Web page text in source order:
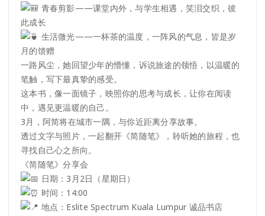
青春剪影——课堂内外，与学生相遇，笑泪交织，彼
此成长
生活微光——一杯茶的温度，一阵风的气息，皆是岁
月的馈赠
一路风尘，她回望少年的懵懂，诉说旅途的领悟，以温暖的
笔触，写下最真挚的感受。
这本书，像一面镜子，映照你的思考与成长，让你在阅读
中，遇见更温暖的自己。
3月，阿简将在城市一隅，与你近距离分享故事。
透过文字与照片，一起翻开《简随笔》，聆听她的旅程，也
寻找自己心之所向。
《简随笔》分享会
日期：3月2日（星期日）
时间：14:00
地点：Eslite Spectrum Kuala Lumpur 诚品书店